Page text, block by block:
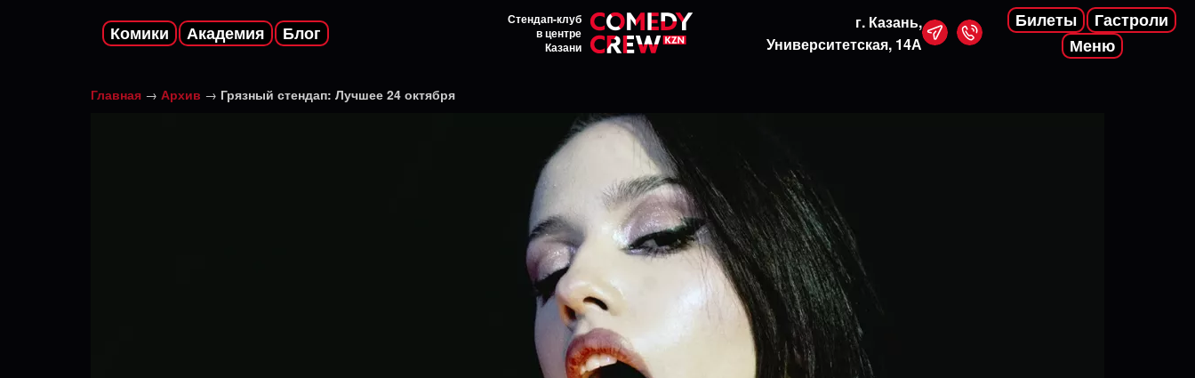
Комики Академия Блог
Стендап-клуб
в центре
Казани
г. Казань,
Университетская, 14А
Билеты
Гастроли
Меню
Главная → Архив → Грязный стендап: Лучшее 24 октября